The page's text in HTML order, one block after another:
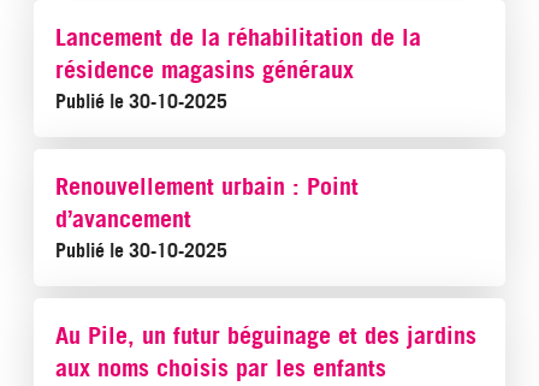
Lancement de la réhabilitation de la
résidence magasins généraux
Publié le 30-10-2025
Renouvellement urbain : Point
d’avancement
Publié le 30-10-2025
Au Pile, un futur béguinage et des jardins
aux noms choisis par les enfants